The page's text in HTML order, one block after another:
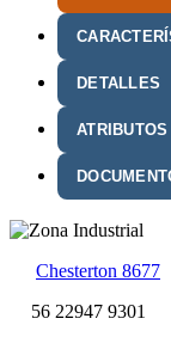
DETALLES
ATRIBUTOS
Chesterton 8677
56 22947 9301